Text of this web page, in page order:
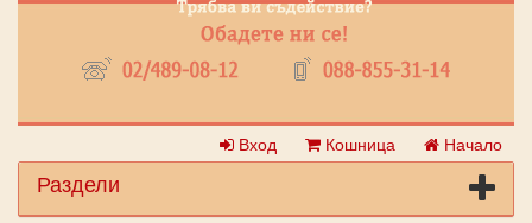
Вход Кошница Начало
Раздели